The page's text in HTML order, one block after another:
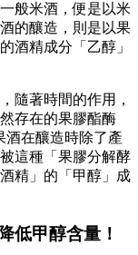
般米酒，便是以米
的釀造，則是以果
酒精成分「乙醇」
隨著時間的作用，
存在的果膠酯酶
酒在釀造時除了產
這種「果膠分解酵
精」的「甲醇」成
低甲醇含量！